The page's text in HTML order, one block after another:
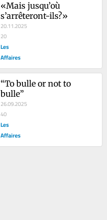
«Mais jusqu’où
s’arrêteront-ils?»
20.11.2025
20
Les
Affaires
“To bulle or not to
bulle”
26.09.2025
40
Les
Affaires